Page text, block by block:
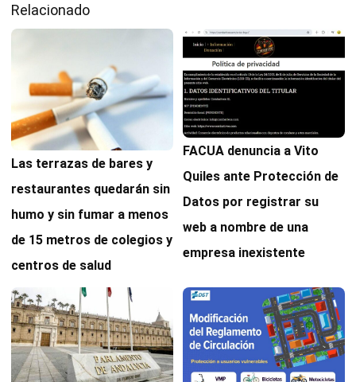
Relacionado
Las terrazas de bares y
restaurantes quedarán sin
humo y sin fumar a menos
de 15 metros de colegios y
centros de salud
FACUA denuncia a Vito
Quiles ante Protección de
Datos por registrar su
web a nombre de una
empresa inexistente